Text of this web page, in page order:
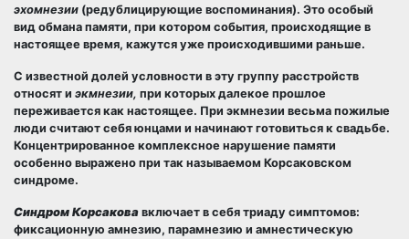
эхомнезии (редублицирующие воспоминания). Это особый
вид обмана памяти, при котором события, происходящие в
настоящее время, кажутся уже происходившими раньше.
С известной долей условности в эту группу расстройств
относят и экмнезии, при которых далекое прошлое
переживается как настоящее. При экмнезии весьма пожилые
люди считают себя юнцами и начинают готовиться к свадьбе.
Концентрированное комплексное нарушение памяти
особенно выражено при так называемом Корсаковском
синдроме.
Синдром Корсакова включает в себя триаду симптомов:
фиксационную амнезию, парамнезию и амнестическую